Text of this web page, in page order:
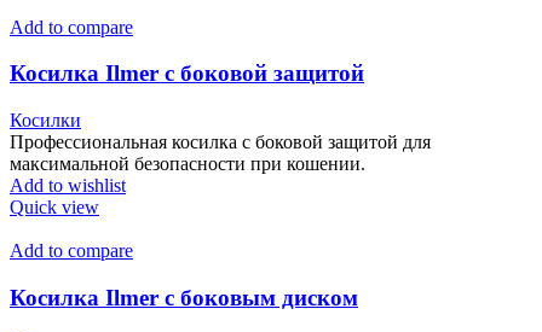
Add to compare
Косилка Ilmer с боковой защитой
Косилки
Профессиональная косилка с боковой защитой для
максимальной безопасности при кошении.
Add to wishlist
Quick view
Add to compare
Косилка Ilmer с боковым диском